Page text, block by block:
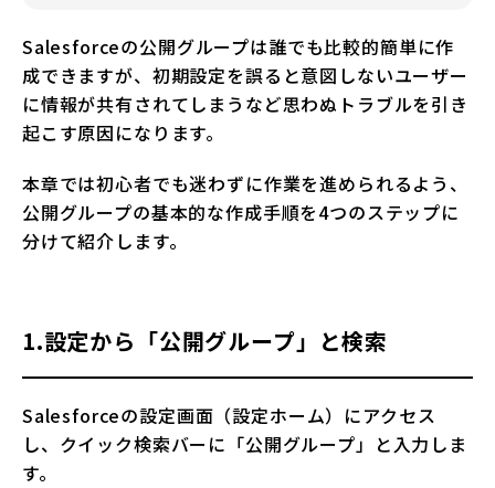
Salesforceの公開グループは誰でも比較的簡単に作
成できますが、初期設定を誤ると意図しないユーザー
に情報が共有されてしまうなど思わぬトラブルを引き
起こす原因になります。
本章では初心者でも迷わずに作業を進められるよう、
公開グループの基本的な作成手順を4つのステップに
分けて紹介します。
1.設定から「公開グループ」と検索
Salesforceの設定画面（設定ホーム）にアクセス
し、クイック検索バーに「公開グループ」と入力しま
す。